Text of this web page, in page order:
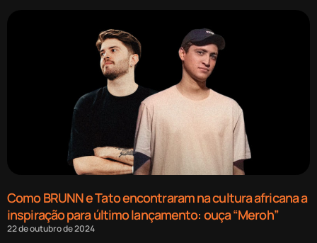
Como BRUNN e Tato encontraram na cultura africana a
inspiração para último lançamento: ouça “Meroh”
22 de outubro de 2024